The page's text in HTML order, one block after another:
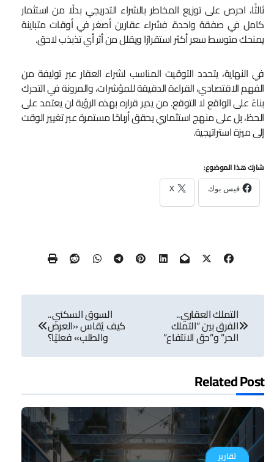
ثالثًا، احرص على توزيع المخاطر بالشراء التدريجي بدلًا من استثمار
كامل في صفقة واحدة. فشراء عقارين أصغر في أوقات متباينة
يمنحك متوسط سعر أكثر استقرارًا ويقلل من أثر أي تذبذب لاحق.
في النهاية، يتحدد التوقيت المناسب لشراء العقار عبر توليفة من
الفهم الاقتصادي، القراءة الدقيقة للمؤشرات، والمرونة في التحرك
بناءً على الواقع لا التوقع. من يدير قراره بهذه الرؤية لن يعتمد على
الحظ، بل على منهج استثماري يحقق أرباحًا مستمرة عبر تغيير الوقت
إلى ميزة استراتيجية.
شارك هذا الموضوع:
فيس بوك X
تصفّح
المقالات
التملك العقاري..
الفرق بين “التملك
الحر” و”حق الانتفاع”
السوق السكني..
كيف يُقاس «العرض
والطلب» فعليًا؟
Related Post
تقارير